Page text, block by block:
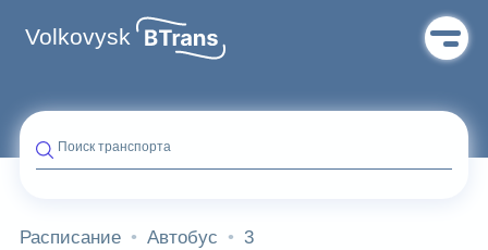
Volkovysk
Поиск транспорта
Расписание Автобус 3